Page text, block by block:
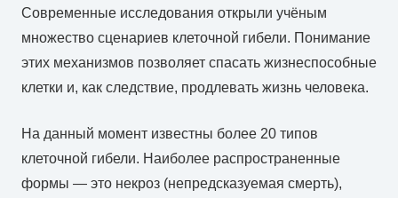
Современные исследования открыли учёным
множество сценариев клеточной гибели. Понимание
этих механизмов позволяет спасать жизнеспособные
клетки и, как следствие, продлевать жизнь человека.
На данный момент известны более 20 типов
клеточной гибели. Наиболее распространенные
формы — это некроз (непредсказуемая смерть),